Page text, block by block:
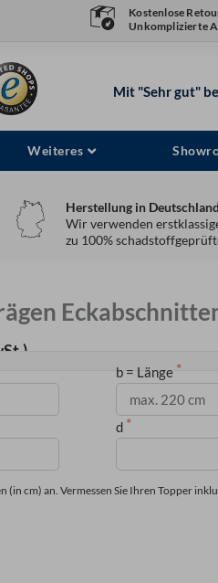
Kostenlose
Unkomplizierte
Mit "Sehr gut"
Weiteres
Herstellung in Deutschland
Wir verwenden
zu 100%
b = Länge
d
(in cm) an. Vermessen Sie Ihren Topper